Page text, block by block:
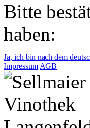
Bitte
haben:
Ja, ich bin nach dem
Impressum AGB